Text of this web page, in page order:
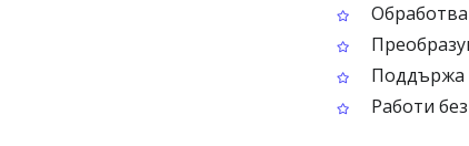
Поддържа
Работи